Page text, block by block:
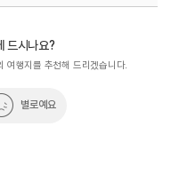
582
드시나요?
여행지를 추천해 드리겠습니다.
별로예요